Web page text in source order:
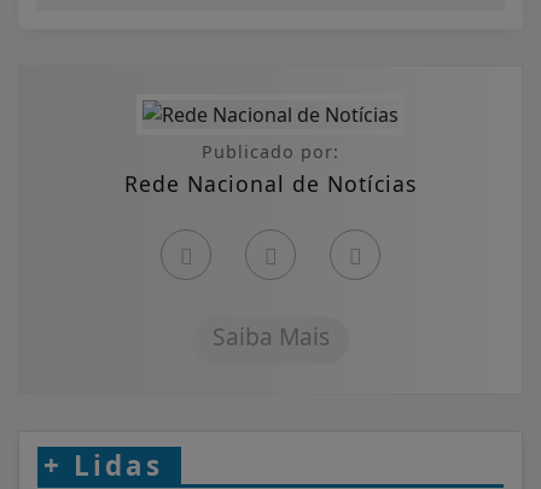
Publicado por:
Rede Nacional de Notícias
Saiba Mais
+ Lidas